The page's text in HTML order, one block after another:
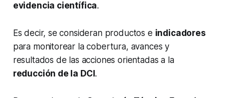
evidencia científica.
Es decir, se consideran productos e indicadores
para monitorear la cobertura, avances y
resultados de las acciones orientadas a la
reducción de la DCI .